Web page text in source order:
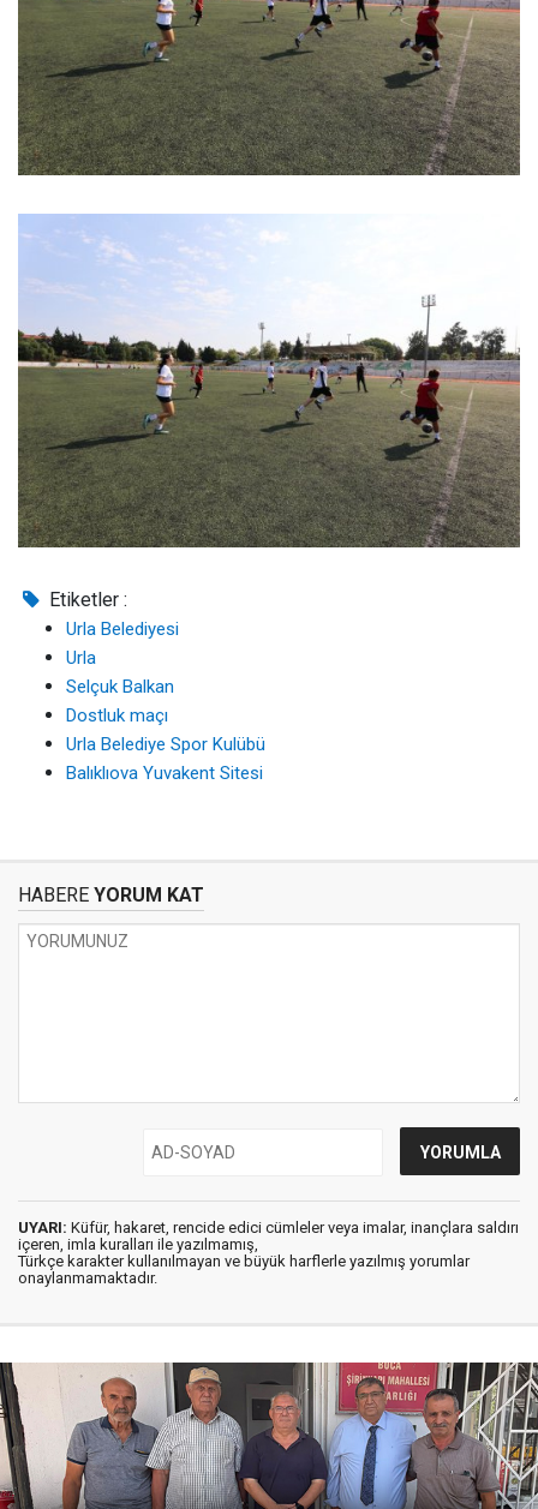
Etiketler :
Urla Belediyesi
Urla
Selçuk Balkan
Dostluk maçı
Urla Belediye Spor Kulübü
Balıklıova Yuvakent Sitesi
HABERE YORUM KAT
UYARI: Küfür, hakaret, rencide edici cümleler veya imalar, inançlara saldırı
içeren, imla kuralları ile yazılmamış,
Türkçe karakter kullanılmayan ve büyük harflerle yazılmış yorumlar
onaylanmamaktadır.